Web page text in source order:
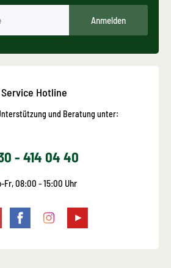
Anmelden
Service Hotline
und Beratung unter:
- 414 04 40
Fr, 08:00 - 15:00 Uhr